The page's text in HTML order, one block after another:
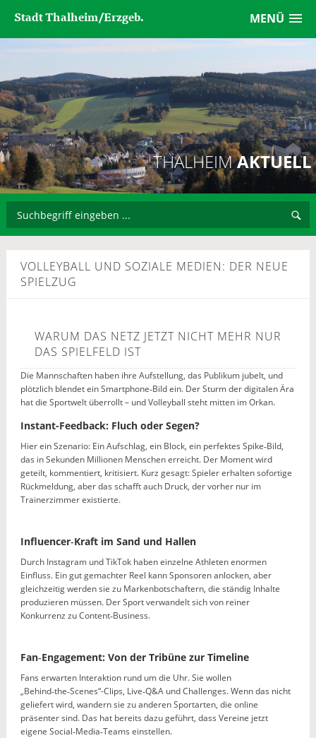
MENÜ
Stadt Thalheim/Erzgeb.
THALHEIMAKTUELL
VOLLEYBALL UND SOZIALE MEDIEN: DER NEUE
SPIELZUG
WARUM DAS NETZ JETZT NICHT MEHR NUR
DAS SPIELFELD IST
Die Mannschaften haben ihre Aufstellung, das Publikum jubelt, und
plötzlich blendet ein Smartphone‑Bild ein. Der Sturm der digitalen Ära
hat die Sportwelt überrollt – und Volleyball steht mitten im Orkan.
Instant-Feedback: Fluch oder Segen?
Hier ein Szenario: Ein Aufschlag, ein Block, ein perfektes Spike‑Bild,
das in Sekunden Millionen Menschen erreicht. Der Moment wird
geteilt, kommentiert, kritisiert. Kurz gesagt: Spieler erhalten sofortige
Rückmeldung, aber das schafft auch Druck, der vorher nur im
Trainerzimmer existierte.
Influencer‑Kraft im Sand und Hallen
Durch Instagram und TikTok haben einzelne Athleten enormen
Einfluss. Ein gut gemachter Reel kann Sponsoren anlocken, aber
gleichzeitig werden sie zu Markenbotschaftern, die ständig Inhalte
produzieren müssen. Der Sport verwandelt sich von reiner
Konkurrenz zu Content‑Business.
Fan‑Engagement: Von der Tribüne zur Timeline
Fans erwarten Interaktion rund um die Uhr. Sie wollen
„Behind‑the‑Scenes“-Clips, Live‑Q&A und Challenges. Wenn das nicht
geliefert wird, wandern sie zu anderen Sportarten, die online
präsenter sind. Das hat bereits dazu geführt, dass Vereine jetzt
eigene Social‑Media‑Teams einstellen.